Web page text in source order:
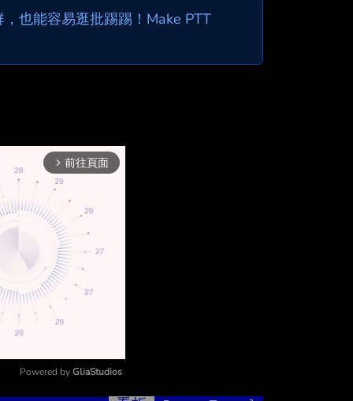
也能容易逛批踢踢！Make PTT
arrow_forward_ios 前往頁面
Powered by GliaStudios